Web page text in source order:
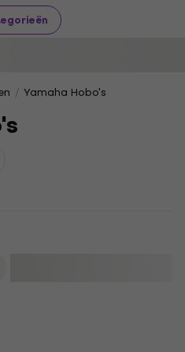
Yamaha Hobo's